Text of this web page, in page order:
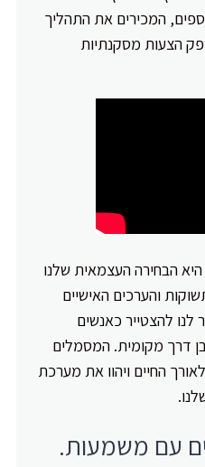
המכירים את התהליך
הצעות מסקנתיות
הבחירה העצמאית שלנו
והערכים האישיים
להצטייר כאנשים
דרך מקומית. המסמלים
החיים ויהוו את מערכת
עם משמעות.